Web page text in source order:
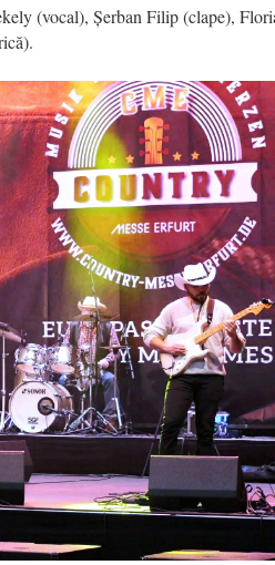
(vocal), Şerban Filip (clape),
ă).